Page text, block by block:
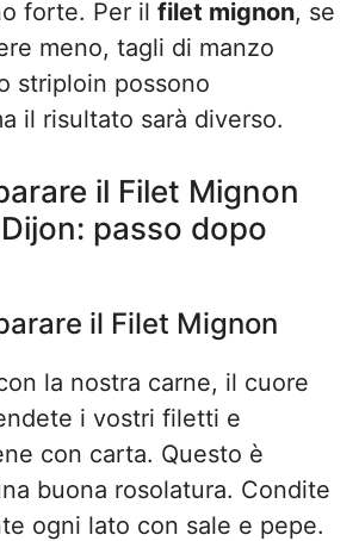
forte. Per il filet mignon, se
meno, tagli di manzo
striploin possono
il risultato sarà diverso.
il Filet Mignon
passo dopo
il Filet Mignon
la nostra carne, il cuore
i vostri filetti e
con carta. Questo è
buona rosolatura. Condite
ogni lato con sale e pepe.